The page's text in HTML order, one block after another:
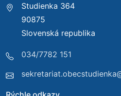
Studienka 364
90875
Slovenská republika
034/7782 151